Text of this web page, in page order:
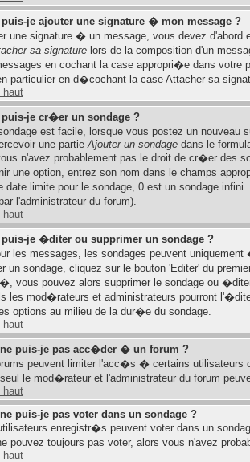
je ajouter une signature � mon message ?
une signature � un message, vous devez
sa signature lors de la composition d'un
en cochant la case appropri�e dans
particulier en d�cochant la case Attacher sa
haut
puis-je cr�er un sondage ?
est facile, lorsque vous postez un
une partieAjouter un sondage dans le
n'avez probablement pas le droit de cr�er des
une option, entrez son nom dans le champs
limite pour le sondage, 0 est un sondage
l'administrateur du forum).
haut
puis-je �diter ou supprimer un sondage ?
les messages, les sondages peuvent
un sondage, cliquez sur le bouton 'Editer' du
vous pouvez alors supprimer le sondage ou
les mod�rateurs et administrateurs pourront
options au milieu de la dur�e du sondage.
haut
puis-je pas acc�der � un forum ?
peuvent limiter l'acc�s � certains utilisateurs
le mod�rateur et l'administrateur du forum
haut
puis-je pas voter dans un sondage ?
enregistr�s peuvent voter dans un
pouvez toujours pas voter, alors vous n'avez
haut